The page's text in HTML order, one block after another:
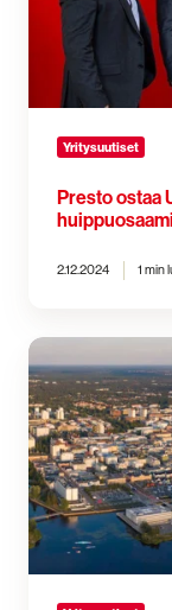
kasvattaa
huippuosaamista
ensiapukoulutuksiin
Yritysuutiset
Presto ostaa
2.12.2024 1 min
Pohjois-
Suomeen
nostetta:
Presto
ostaa
kaksi
tunnettua
oululaista
paloturva-
alan
toimijaa